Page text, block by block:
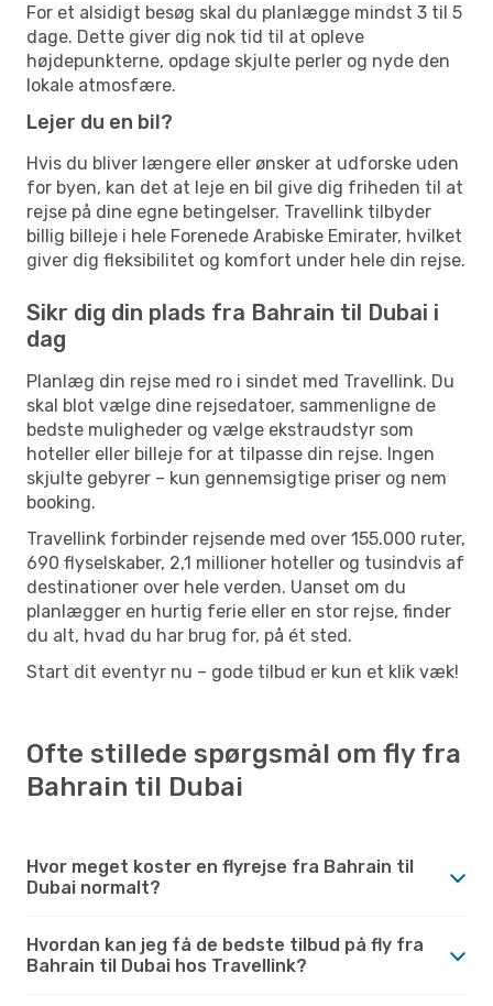
For et alsidigt besøg skal du planlægge mindst 3 til 5
dage. Dette giver dig nok tid til at opleve
højdepunkterne, opdage skjulte perler og nyde den
lokale atmosfære.
Lejer du en bil?
Hvis du bliver længere eller ønsker at udforske uden
for byen, kan det at leje en bil give dig friheden til at
rejse på dine egne betingelser. Travellink tilbyder
billig billeje i hele Forenede Arabiske Emirater, hvilket
giver dig fleksibilitet og komfort under hele din rejse.
Sikr dig din plads fra Bahrain til Dubai i
dag
Planlæg din rejse med ro i sindet med Travellink. Du
skal blot vælge dine rejsedatoer, sammenligne de
bedste muligheder og vælge ekstraudstyr som
hoteller eller billeje for at tilpasse din rejse. Ingen
skjulte gebyrer – kun gennemsigtige priser og nem
booking.
Travellink forbinder rejsende med over 155.000 ruter,
690 flyselskaber, 2,1 millioner hoteller og tusindvis af
destinationer over hele verden. Uanset om du
planlægger en hurtig ferie eller en stor rejse, finder
du alt, hvad du har brug for, på ét sted.
Start dit eventyr nu – gode tilbud er kun et klik væk!
Ofte stillede spørgsmål om fly fra
Bahrain til Dubai
Hvor meget koster en flyrejse fra Bahrain til
Dubai normalt?
Hvordan kan jeg få de bedste tilbud på fly fra
Bahrain til Dubai hos Travellink?